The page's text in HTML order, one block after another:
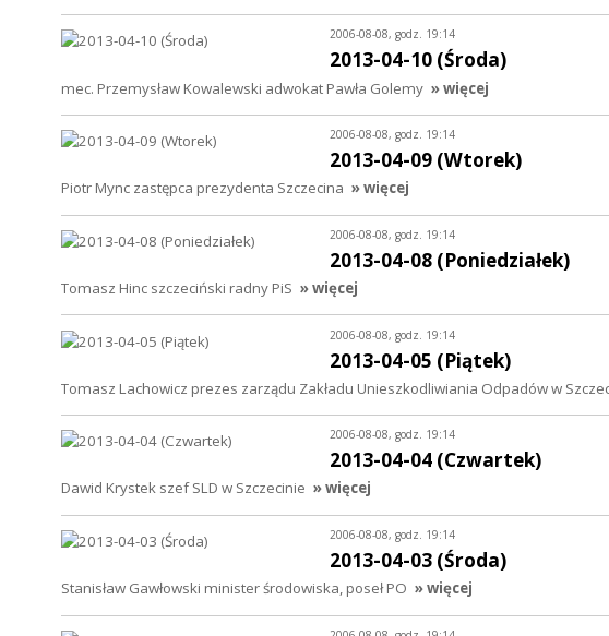
2006-08-08, godz. 19:14
2013-04-10 (Środa)
mec. Przemysław Kowalewski adwokat Pawła Golemy » więcej
2006-08-08, godz. 19:14
2013-04-09 (Wtorek)
Piotr Mync zastępca prezydenta Szczecina » więcej
2006-08-08, godz. 19:14
2013-04-08 (Poniedziałek)
Tomasz Hinc szczeciński radny PiS » więcej
2006-08-08, godz. 19:14
2013-04-05 (Piątek)
Tomasz Lachowicz prezes zarządu Zakładu Unieszkodliwiania Odpadów w
2006-08-08, godz. 19:14
2013-04-04 (Czwartek)
Dawid Krystek szef SLD w Szczecinie » więcej
2006-08-08, godz. 19:14
2013-04-03 (Środa)
Stanisław Gawłowski minister środowiska, poseł PO » więcej